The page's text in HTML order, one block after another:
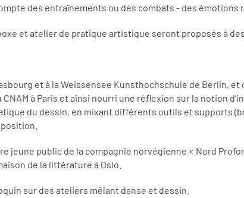
des entraînements ou des combats - des émotions
et atelier de pratique artistique seront proposés à
et à la Weissensee Kunsthochschule de Berlin, et
à Paris et ainsi nourri une réflexion sur la notion
du dessin, en mixant différents outils et supports
jeune public de la compagnie norvégienne « Nord
de la littérature à Oslo.
sur des ateliers mêlant danse et dessin.